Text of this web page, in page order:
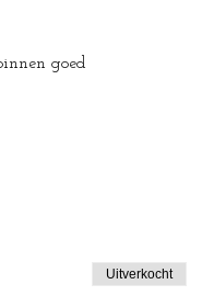
goed
Uitverkocht